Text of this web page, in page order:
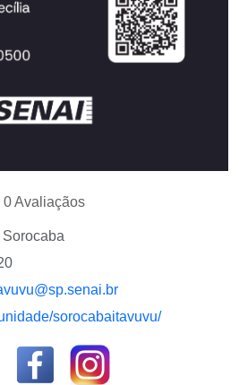
0 Avaliaçãos
Sorocaba
sorocabaitavuvu/